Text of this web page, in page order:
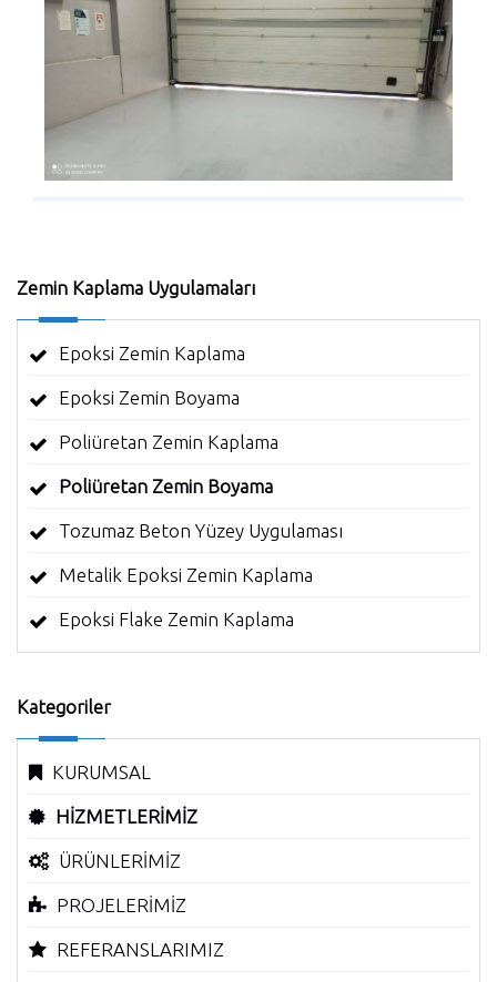
Zemin Kaplama Uygulamaları
Epoksi Zemin Kaplama
Epoksi Zemin Boyama
Poliüretan Zemin Kaplama
Poliüretan Zemin Boyama
Tozumaz Beton Yüzey Uygulaması
Metalik Epoksi Zemin Kaplama
Epoksi Flake Zemin Kaplama
Kategoriler
KURUMSAL
HİZMETLERİMİZ
ÜRÜNLERİMİZ
PROJELERİMİZ
REFERANSLARIMIZ